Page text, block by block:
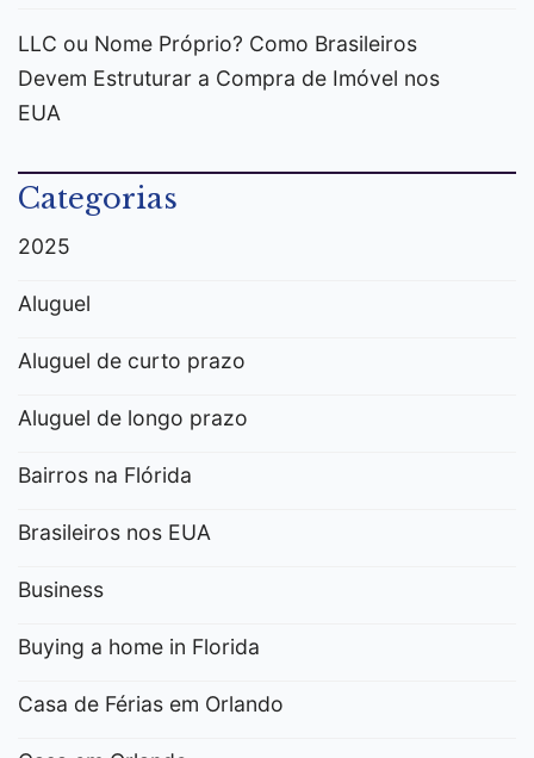
LLC ou Nome Próprio? Como Brasileiros
Devem Estruturar a Compra de Imóvel nos
EUA
Categorias
2025
Aluguel
Aluguel de curto prazo
Aluguel de longo prazo
Bairros na Flórida
Brasileiros nos EUA
Business
Buying a home in Florida
Casa de Férias em Orlando